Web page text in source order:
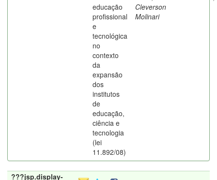
educação
profissional
e
tecnológica
no
contexto
da
expansão
dos
institutos
de
educação,
ciência e
tecnologia
(lei
11.892/08)
Cleverson
Molinari
???jsp.display-